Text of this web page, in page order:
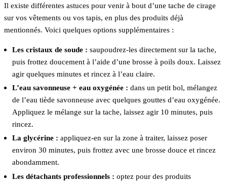
Il existe différentes astuces pour venir à bout d’une tache de cirage
sur vos vêtements ou vos tapis, en plus des produits déjà
mentionnés. Voici quelques options supplémentaires :
Les cristaux de soude : saupoudrez-les directement sur la tache,
puis frottez doucement à l’aide d’une brosse à poils doux. Laissez
agir quelques minutes et rincez à l’eau claire.
L’eau savonneuse + eau oxygénée : dans un petit bol, mélangez
de l’eau tiède savonneuse avec quelques gouttes d’eau oxygénée.
Appliquez le mélange sur la tache, laissez agir 10 minutes, puis
rincez.
La glycérine : appliquez-en sur la zone à traiter, laissez poser
environ 30 minutes, puis frottez avec une brosse douce et rincez
abondamment.
Les détachants professionnels : optez pour des produits